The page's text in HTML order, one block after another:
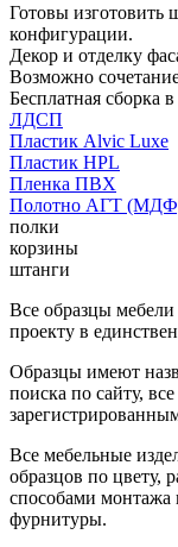
Готовы изготовить
конфигурации.
Декор и отделку
Возможно
Бесплатная сборка
ЛДСП
Пластик Alvic Luxe
Пластик HPL
Пленка ПВХ
Полотно АГТ
полки
корзины
штанги
Все образцы
проекту в
Образцы имеют
поиска по сайту,
Все мебельные
образцов по цвету,
способами
фурнитуры.